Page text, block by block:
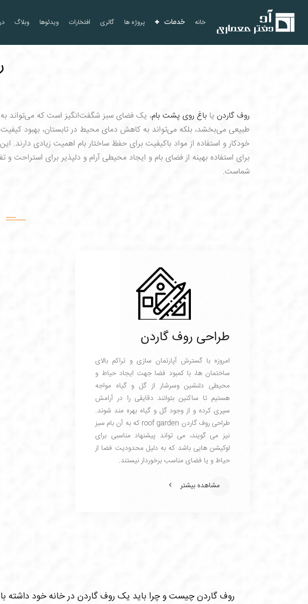
خانه خدمات پروژه ها گالری افتخارات ویدئوها وبلاگ
روف گاردن یا باغ روی پشت بام، یک فضای سبز شگفت‌انگیز است که می‌تواند به
طبیعی می‌بخشد، بلکه می‌تواند به کاهش دمای محیط در تابستان، بهبود
خودکار و استفاده از مواد باکیفیت برای حفظ ساختار بام اهمیت زیادی
برای استفاده بهینه از فضای بام و ایجاد محیطی آرام و دلپذیر برای استراحت
شماست.
طراحی روف گاردن
امروزه با گسترش آپارتمان سازی و تراکم بالای
ساختمان ها، با کمبود فضا جهت ایجاد حیاط و
محیطی دلنشین وسرشار از گل و گیاه مواجه
هستیم تا ساکنین بتوانند دقایقی را در آرامش
سپری کرده و از وجود گل و گیاه بهره مند شوند.
طراحی روف گاردن roof garden که به آن بام سبز
نیز می گویند، می تواند پیشنهاد مناسبی برای
لوکیشن هایی باشد که به دلیل محدودیت فضا از
حیاط و یا فضای مناسب برخوردار نیستند.
مشاهده بیشتر
روف گاردن چیست و چرا باید یک روف گاردن در خانه خود داشته
برای مشاوره طراحی معماری و ساخت درخواست خود را